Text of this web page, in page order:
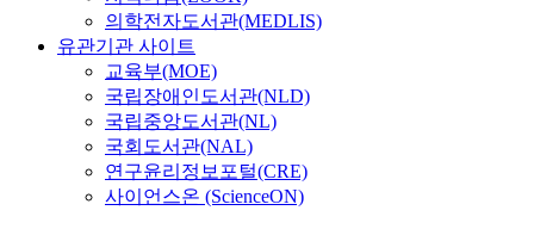
의학전자도서관(MEDLIS)
유관기관 사이트
교육부(MOE)
국립장애인도서관(NLD)
국립중앙도서관(NL)
국회도서관(NAL)
연구윤리정보포털(CRE)
사이언스온 (ScienceON)